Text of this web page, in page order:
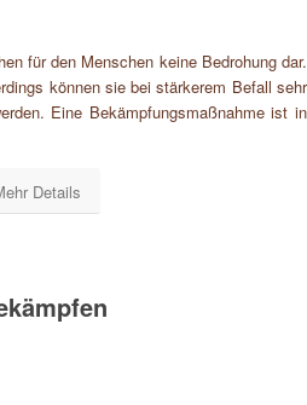
für den Menschen keine Bedrohung dar.
können sie bei stärkerem Befall sehr
Eine Bekämpfungsmaßnahme ist in
Details